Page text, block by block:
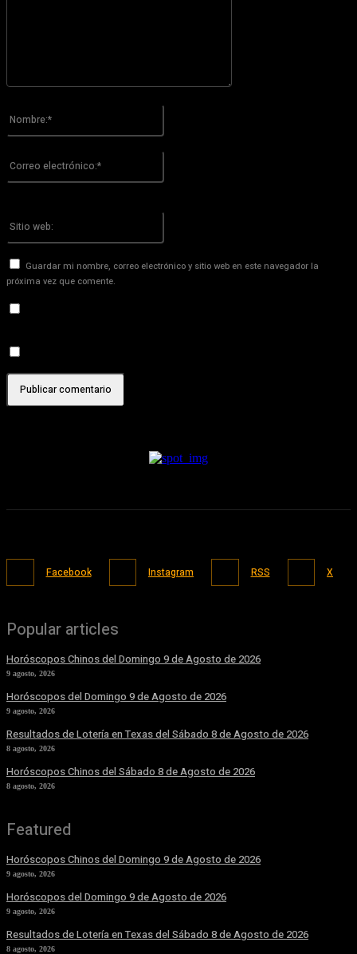
Nombre:*
Correo
Sitio
Guardar mi nombre, correo electrónico y sitio web en este navegador la
próxima vez que comente.
Facebook Instagram RSS X
Popular articles
Horóscopos Chinos del Domingo 9 de Agosto de 2026
9 agosto, 2026
Horóscopos del Domingo 9 de Agosto de 2026
9 agosto, 2026
Resultados de Lotería en Texas del Sábado 8 de Agosto de 2026
8 agosto, 2026
Horóscopos Chinos del Sábado 8 de Agosto de 2026
8 agosto, 2026
Featured
Horóscopos Chinos del Domingo 9 de Agosto de 2026
9 agosto, 2026
Horóscopos del Domingo 9 de Agosto de 2026
9 agosto, 2026
Resultados de Lotería en Texas del Sábado 8 de Agosto de 2026
8 agosto, 2026